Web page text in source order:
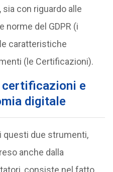
sia con riguardo alle
norme del GDPR (i
caratteristiche
(le Certificazioni).
certificazioni e
digitale
questi due strumenti,
anche dalla
consiste nel fatto